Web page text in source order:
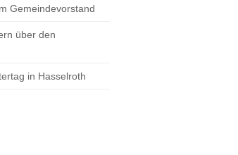
Gemeindevorstand
über den
in Hasselroth